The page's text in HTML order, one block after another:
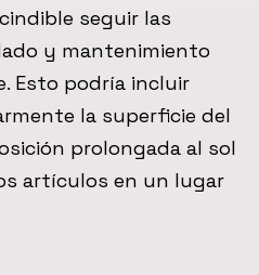
seguir las
y mantenimiento
Esto podría incluir
la superficie del
prolongada al sol
artículos en un lugar